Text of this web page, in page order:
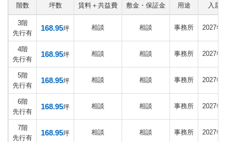
階数 坪数 賃料＋共益費 敷金・保証金 用途 入居
3階
先行有
168.95坪 相談 相談 事務所 2027年
4階
先行有
168.95坪 相談 相談 事務所 2027年
5階
先行有
168.95坪 相談 相談 事務所 2027年
6階
先行有
168.95坪 相談 相談 事務所 2027年
7階
先行有
168.95坪 相談 相談 事務所 2027年